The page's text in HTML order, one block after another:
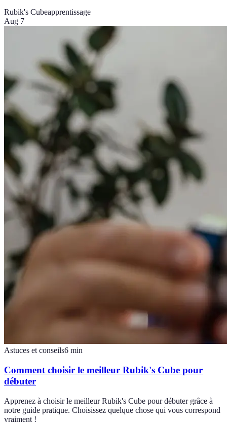
Rubik's Cubeapprentissage
Aug 7
Astuces et conseils6 min
Comment choisir le meilleur Rubik's Cube pour
débuter
Apprenez à choisir le meilleur Rubik's Cube pour débuter grâce à
notre guide pratique. Choisissez quelque chose qui vous correspond
vraiment !